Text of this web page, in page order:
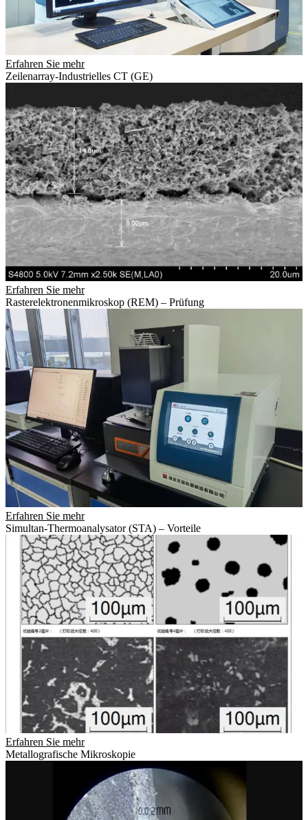
Erfahren Sie mehr
Zeilenarray-Industrielles CT (GE)
Erfahren Sie mehr
Rasterelektronenmikroskop (REM) – Prüfung
Erfahren Sie mehr
Simultan-Thermoanalysator (STA) – Vorteile
Erfahren Sie mehr
Metallografische Mikroskopie